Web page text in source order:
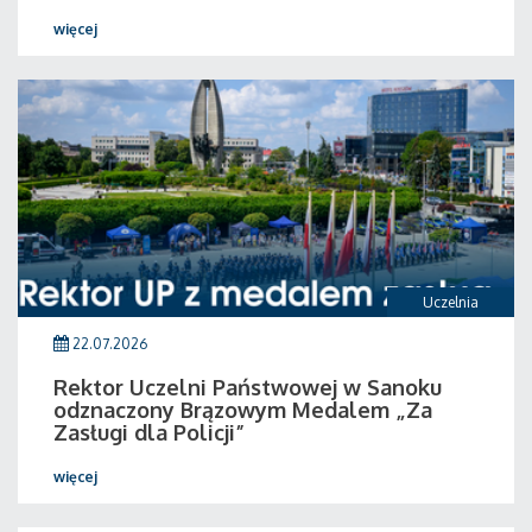
więcej
Uczelnia
22.07.2026
Rektor Uczelni Państwowej w Sanoku
odznaczony Brązowym Medalem „Za
Zasługi dla Policji”
więcej